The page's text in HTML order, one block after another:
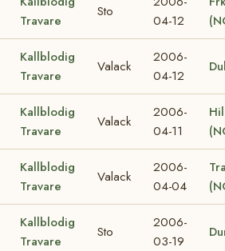
Travare
Sto
04-12
Kallblodig
Travare
Valack
2006-
04-12
Kallblodig
Travare
Valack
2006-
04-11
Kallblodig
Travare
Valack
2006-
04-04
Kallblodig
Travare
Sto
2006-
03-19